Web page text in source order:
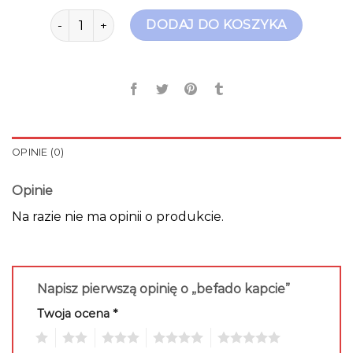
ilość befado kapcieDODAJ DO KOSZYKA
OPINIE (0)
Opinie
Na razie nie ma opinii o produkcie.
Napisz pierwszą opinię o „befado kapcie”
Twoja ocena *